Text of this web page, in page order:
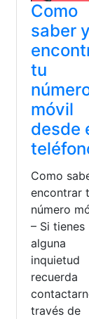
Como
saber y
tu
móvil
desde
Como
encontrar
número
– Si tienes
alguna
inquietud
recuerda
través de